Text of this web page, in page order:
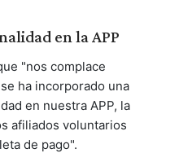
en la APP
"nos complace
ha incorporado una
en nuestra APP, la
afiliados voluntarios
de pago".